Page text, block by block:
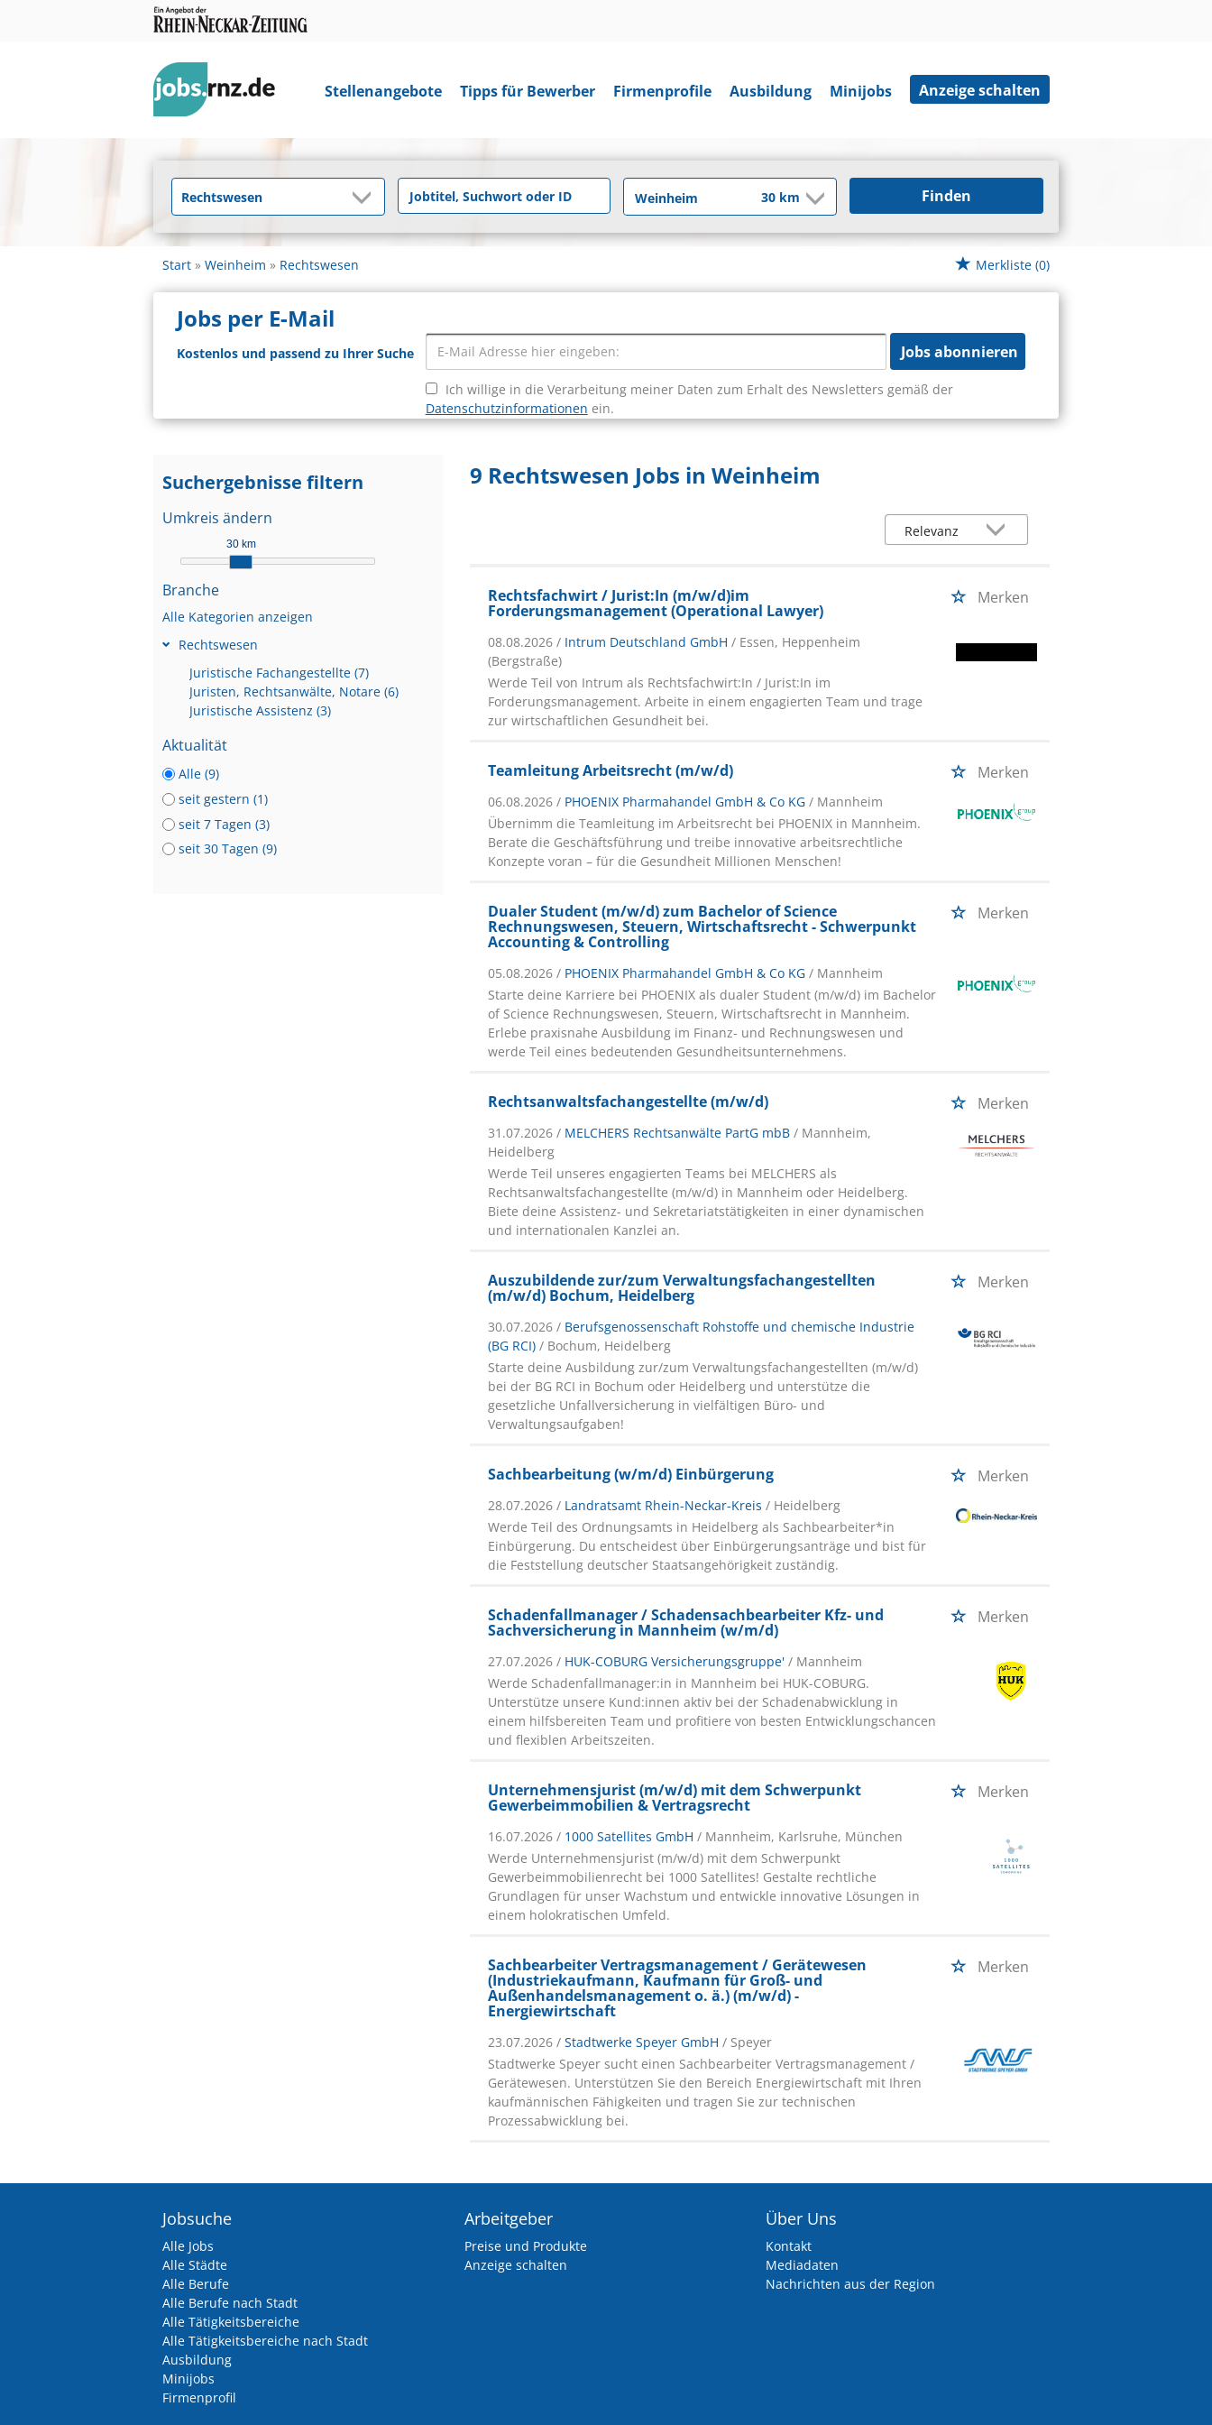
Stellenangebote Tipps für Bewerber Firmenprofile Ausbildung Minijobs Anzeige schalten
Finden
Start Weinheim Rechtswesen Merkliste (0)
Jobs per E-Mail
Kostenlos und passend zu Ihrer Suche Jobs abonnieren
Ich willige in die Verarbeitung meiner Daten zum Erhalt des Newsletters gemäß der
Datenschutzinformationen ein.
Suchergebnisse filtern
Umkreis ändern
30 km
Branche
Alle Kategorien anzeigen
Rechtswesen
Juristische Fachangestellte (7)
Juristen, Rechtsanwälte, Notare (6)
Juristische Assistenz (3)
Aktualität
Alle (9)
seit gestern (1)
seit 7 Tagen (3)
seit 30 Tagen (9)
9 Rechtswesen Jobs in Weinheim
Rechtsfachwirt / Jurist:In (m/w/d)im
Forderungsmanagement (Operational Lawyer)
Merken
08.08.2026 / Intrum Deutschland GmbH / Essen, Heppenheim
(Bergstraße)
Werde Teil von Intrum als Rechtsfachwirt:In / Jurist:In im
Forderungsmanagement. Arbeite in einem engagierten Team und trage
zur wirtschaftlichen Gesundheit bei.
Teamleitung Arbeitsrecht (m/w/d) Merken
06.08.2026 / PHOENIX Pharmahandel GmbH & Co KG / Mannheim
Übernimm die Teamleitung im Arbeitsrecht bei PHOENIX in Mannheim.
Berate die Geschäftsführung und treibe innovative arbeitsrechtliche
Konzepte voran – für die Gesundheit Millionen Menschen!
Dualer Student (m/w/d) zum Bachelor of Science
Rechnungswesen, Steuern, Wirtschaftsrecht - Schwerpunkt
Accounting & Controlling
Merken
05.08.2026 / PHOENIX Pharmahandel GmbH & Co KG / Mannheim
Starte deine Karriere bei PHOENIX als dualer Student (m/w/d) im Bachelor
of Science Rechnungswesen, Steuern, Wirtschaftsrecht in Mannheim.
Erlebe praxisnahe Ausbildung im Finanz- und Rechnungswesen und
werde Teil eines bedeutenden Gesundheitsunternehmens.
Rechtsanwaltsfachangestellte (m/w/d) Merken
31.07.2026 / MELCHERS Rechtsanwälte PartG mbB / Mannheim,
Heidelberg
Werde Teil unseres engagierten Teams bei MELCHERS als
Rechtsanwaltsfachangestellte (m/w/d) in Mannheim oder Heidelberg.
Biete deine Assistenz- und Sekretariatstätigkeiten in einer dynamischen
und internationalen Kanzlei an.
Auszubildende zur/zum Verwaltungsfachangestellten
(m/w/d) Bochum, Heidelberg
Merken
30.07.2026 / Berufsgenossenschaft Rohstoffe und chemische Industrie
(BG RCI) / Bochum, Heidelberg
Starte deine Ausbildung zur/zum Verwaltungsfachangestellten (m/w/d)
bei der BG RCI in Bochum oder Heidelberg und unterstütze die
gesetzliche Unfallversicherung in vielfältigen Büro- und
Verwaltungsaufgaben!
Sachbearbeitung (w/m/d) Einbürgerung Merken
28.07.2026 / Landratsamt Rhein-Neckar-Kreis / Heidelberg
Werde Teil des Ordnungsamts in Heidelberg als Sachbearbeiter*in
Einbürgerung. Du entscheidest über Einbürgerungsanträge und bist für
die Feststellung deutscher Staatsangehörigkeit zuständig.
Schadenfallmanager / Schadensachbearbeiter Kfz- und
Sachversicherung in Mannheim (w/m/d)
Merken
27.07.2026 / HUK-COBURG Versicherungsgruppe' / Mannheim
Werde Schadenfallmanager:in in Mannheim bei HUK-COBURG.
Unterstütze unsere Kund:innen aktiv bei der Schadenabwicklung in
einem hilfsbereiten Team und profitiere von besten Entwicklungschancen
und flexiblen Arbeitszeiten.
Unternehmensjurist (m/w/d) mit dem Schwerpunkt
Gewerbeimmobilien & Vertragsrecht
Merken
16.07.2026 / 1000 Satellites GmbH / Mannheim, Karlsruhe, München
Werde Unternehmensjurist (m/w/d) mit dem Schwerpunkt
Gewerbeimmobilienrecht bei 1000 Satellites! Gestalte rechtliche
Grundlagen für unser Wachstum und entwickle innovative Lösungen in
einem holokratischen Umfeld.
Sachbearbeiter Vertragsmanagement / Gerätewesen
(Industriekaufmann, Kaufmann für Groß- und
Außenhandelsmanagement o. ä.) (m/w/d) -
Energiewirtschaft
Merken
23.07.2026 /Stadtwerke Speyer GmbH / Speyer
Stadtwerke Speyer sucht einen Sachbearbeiter Vertragsmanagement /
Gerätewesen. Unterstützen Sie den Bereich Energiewirtschaft mit Ihren
kaufmännischen Fähigkeiten und tragen Sie zur technischen
Prozessabwicklung bei.
Jobsuche
Alle Jobs
Alle Städte
Alle Berufe
Alle Berufe nach Stadt
Alle Tätigkeitsbereiche
Alle Tätigkeitsbereiche nach Stadt
Ausbildung
Minijobs
Firmenprofil
Arbeitgeber
Preise und Produkte
Anzeige schalten
Über Uns
Kontakt
Mediadaten
Nachrichten aus der Region